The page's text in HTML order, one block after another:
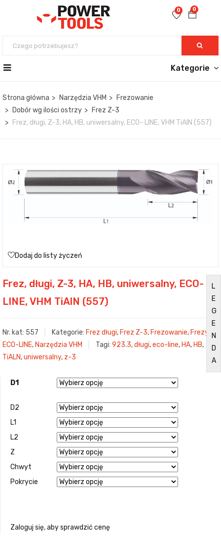
0
0
Kategorie
Strona główna Narzędzia VHM
Frezowanie
Dobór wg ilości ostrzy
Frez Z-3
Frez, długi, Z-3, HA, HB, uniwersalny, ECO- LINE, VHM TiAlN (557)
Dodaj do listy życzeń
Frez, długi, Z-3, HA, HB, uniwersalny, ECO-
LINE, VHM TiAlN (557)
Nr. kat: 557 Kategorie: Frez długi, Frez Z-3, Frezowanie, Frezy
ECO-LINE, Narzędzia VHM Tagi: 923.3,długi,eco-line, HA, HB,
TiALN,uniwersalny, z-3
L
E
G
E
N
D
A
D1
D2
L1
L2
Z
Chwyt
Pokrycie
Zaloguj się, aby sprawdzić cenę